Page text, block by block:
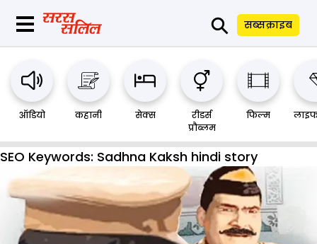
⚲ सब्सक्राइब
ऑडियो कहानी सेक्स
रीडर्स
प्रौब्लम
फिल्म
SEO Keywords: Sadhna Kaksh hindi story